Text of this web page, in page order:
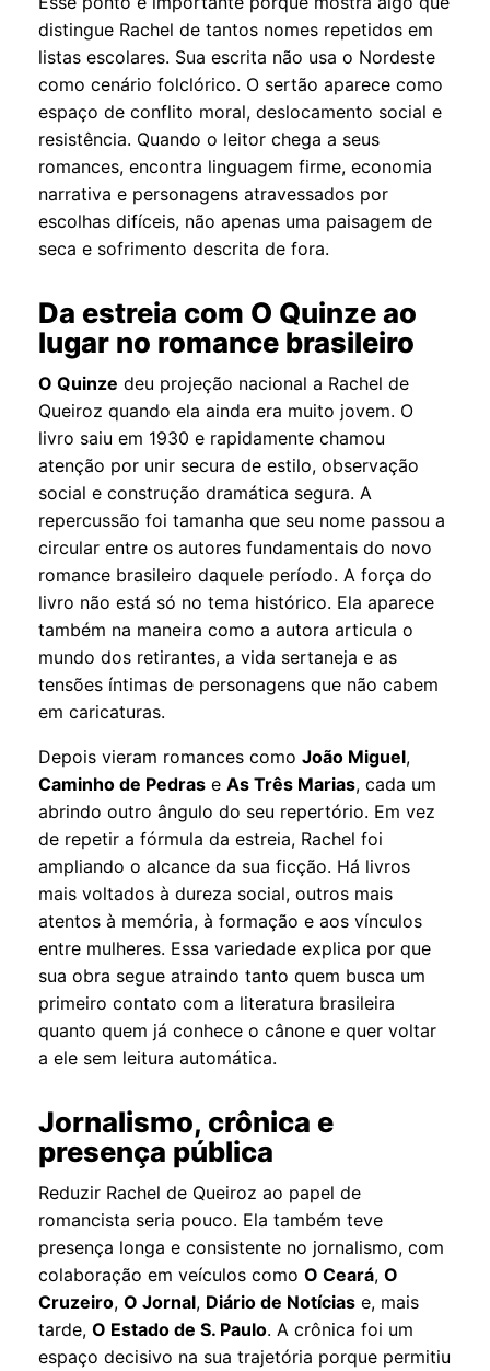
distingue Rachel de tantos nomes repetidos em
listas escolares. Sua escrita não usa o Nordeste
como cenário folclórico. O sertão aparece como
espaço de conflito moral, deslocamento social e
resistência. Quando o leitor chega a seus
romances, encontra linguagem firme, economia
narrativa e personagens atravessados por
escolhas difíceis, não apenas uma paisagem de
seca e sofrimento descrita de fora.
Da estreia com O Quinze ao
lugar no romance brasileiro
O Quinze deu projeção nacional a Rachel de
Queiroz quando ela ainda era muito jovem. O
livro saiu em 1930 e rapidamente chamou
atenção por unir secura de estilo, observação
social e construção dramática segura. A
repercussão foi tamanha que seu nome passou a
circular entre os autores fundamentais do novo
romance brasileiro daquele período. A força do
livro não está só no tema histórico. Ela aparece
também na maneira como a autora articula o
mundo dos retirantes, a vida sertaneja e as
tensões íntimas de personagens que não cabem
em caricaturas.
Depois vieram romances comoJoão Miguel,
Caminho de Pedras eAs Três Marias, cada um
abrindo outro ângulo do seu repertório. Em vez
de repetir a fórmula da estreia, Rachel foi
ampliando o alcance da sua ficção. Há livros
mais voltados à dureza social, outros mais
atentos à memória, à formação e aos vínculos
entre mulheres. Essa variedade explica por que
sua obra segue atraindo tanto quem busca um
primeiro contato com a literatura brasileira
quanto quem já conhece o cânone e quer voltar
a ele sem leitura automática.
Jornalismo, crônica e
presença pública
Reduzir Rachel de Queiroz ao papel de
romancista seria pouco. Ela também teve
presença longa e consistente no jornalismo, com
colaboração em veículos comoO Ceará,O
Cruzeiro,O Jornal, Diário de Notícias e, mais
tarde,O Estado de S. Paulo. A crônica foi um
espaço decisivo na sua trajetória porque permitiu